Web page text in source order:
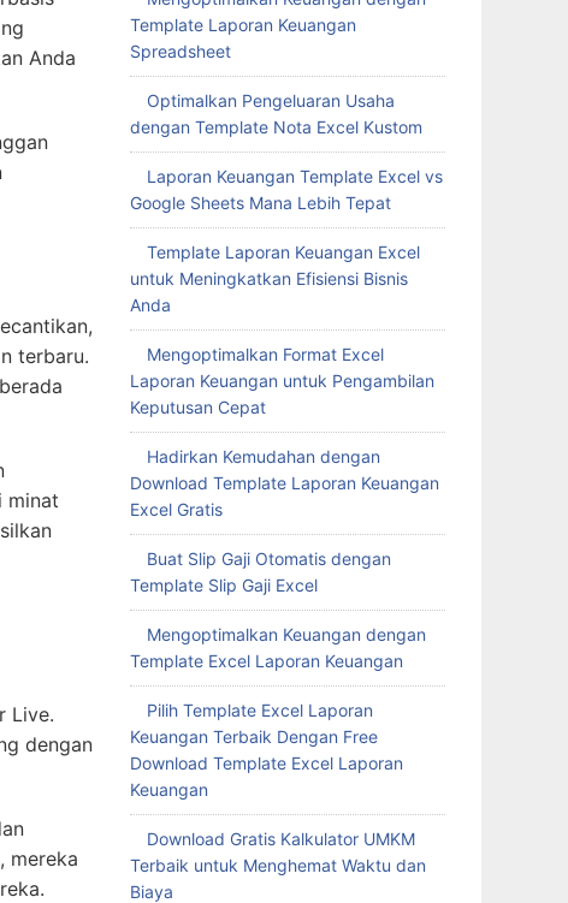
Anda
terbaru.
minat
Live.
dengan
mereka
Template Laporan Keuangan
Spreadsheet
Optimalkan Pengeluaran Usaha
dengan Template Nota Excel Kustom
Laporan Keuangan Template Excel vs
Google Sheets Mana Lebih Tepat
Template Laporan Keuangan Excel
untuk Meningkatkan Efisiensi Bisnis
Anda
Mengoptimalkan Format Excel
Laporan Keuangan untuk Pengambilan
Keputusan Cepat
Hadirkan Kemudahan dengan
Download Template Laporan Keuangan
Excel Gratis
Buat Slip Gaji Otomatis dengan
Template Slip Gaji Excel
Mengoptimalkan Keuangan dengan
Template Excel Laporan Keuangan
Pilih Template Excel Laporan
Keuangan Terbaik Dengan Free
Download Template Excel Laporan
Keuangan
Download Gratis Kalkulator UMKM
Terbaik untuk Menghemat Waktu dan
Biaya